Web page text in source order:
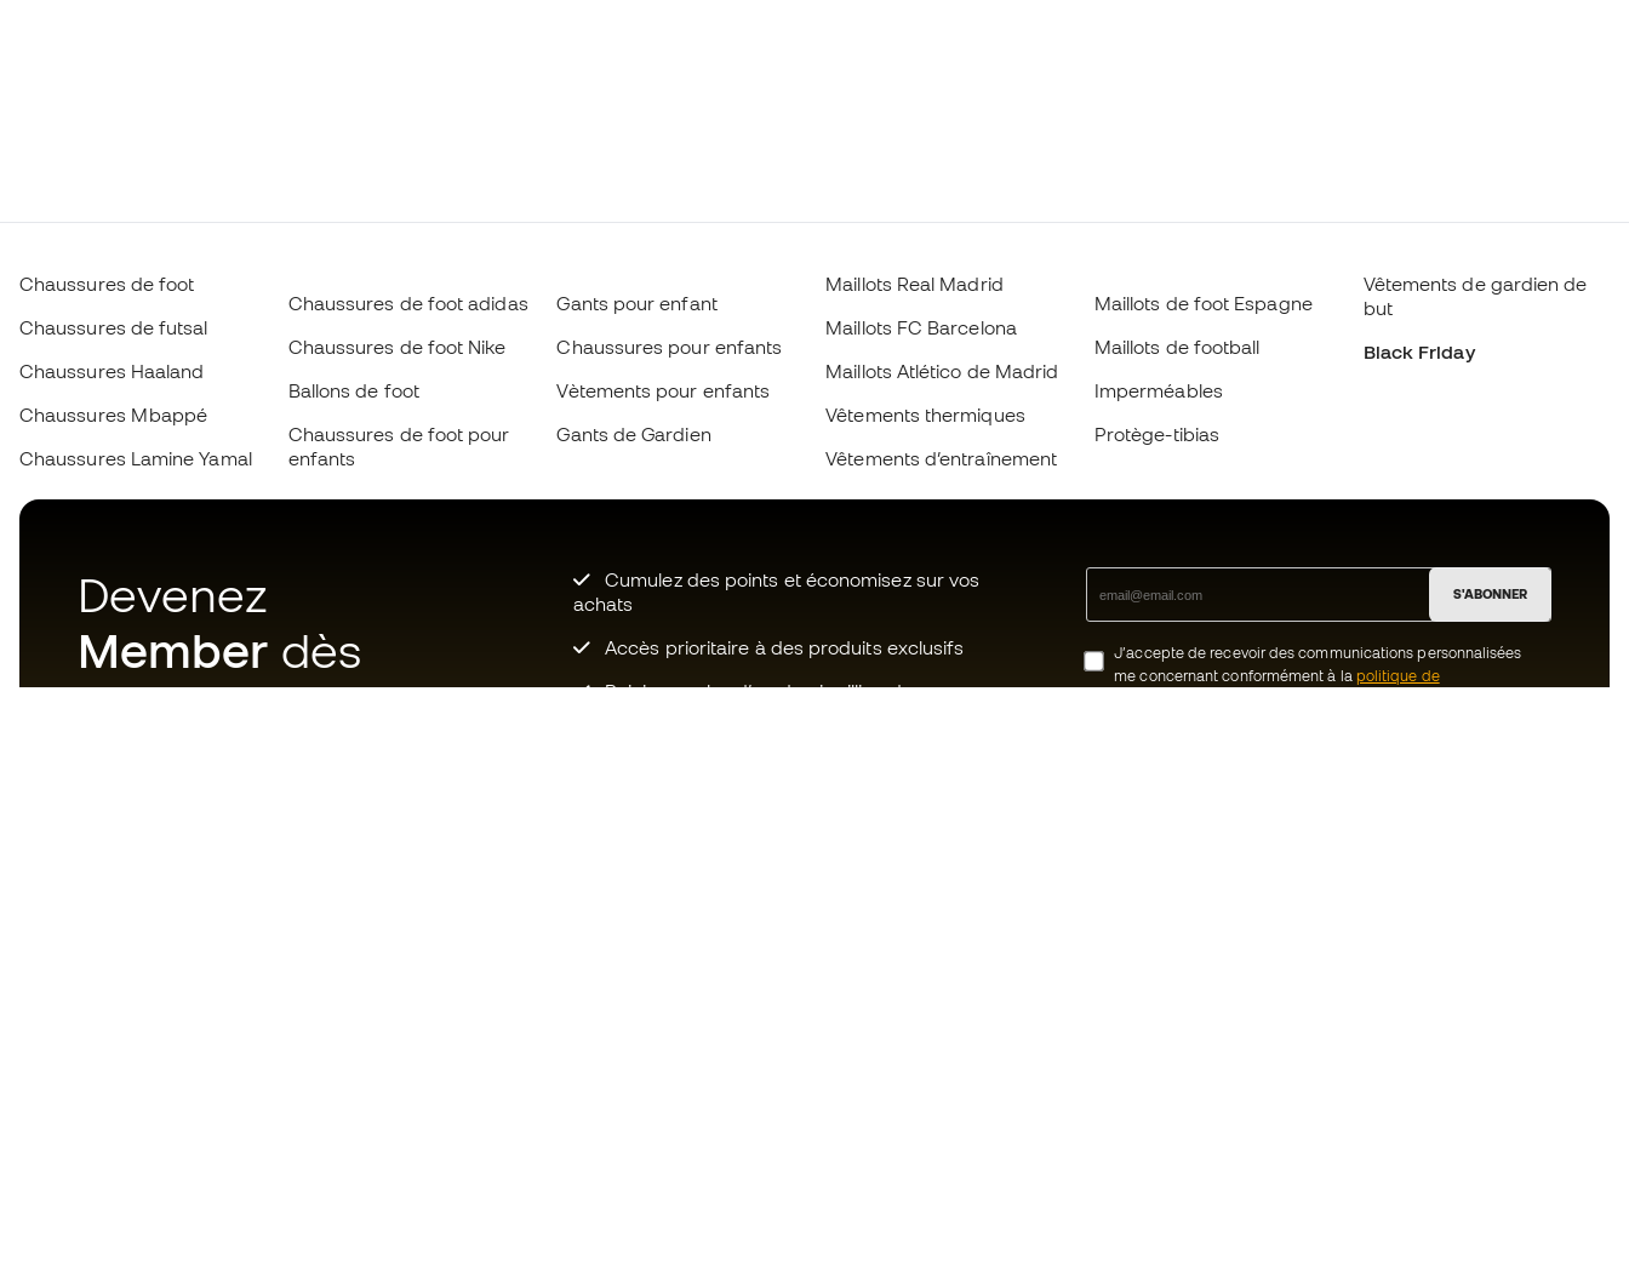
Chaussures de foot
Chaussures de futsal
Chaussures Haaland
Chaussures Mbappé
Chaussures Lamine Yamal
Chaussures de foot adidas
Chaussures de foot Nike
Ballons de foot
Chaussures de foot pour
enfants
Gants pour enfant
Chaussures pour enfants
Vètements pour enfants
Gants de Gardien
Maillots Real Madrid
Maillots FC Barcelona
Maillots Atlético de Madrid
Vêtements thermiques
Vêtements d’entraînement
Maillots de foot Espagne
Maillots de football
Imperméables
Protège-tibias
Vêtements de gardien de
but
Black Friday
Devenez
Member dès
maintenant
Cumulez des points et économisez sur vos
achats
Accès prioritaire à des produits exclusifs
Rejoignez plus d’un demi-million de
S'ABONNER
J’accepte de recevoir des communications personnalisées
me concernant conformément à la politique de